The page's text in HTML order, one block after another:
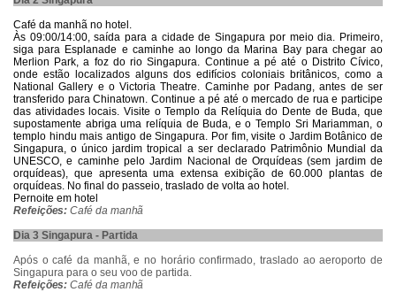
Café da manhã no hotel.
Às 09:00/14:00, saída para a cidade de Singapura por meio dia. Primeiro,
siga para Esplanade e caminhe ao longo da Marina Bay para chegar ao
Merlion Park, a foz do rio Singapura. Continue a pé até o Distrito Cívico,
onde estão localizados alguns dos edifícios coloniais britânicos, como a
National Gallery e o Victoria Theatre. Caminhe por Padang, antes de ser
transferido para Chinatown. Continue a pé até o mercado de rua e participe
das atividades locais. Visite o Templo da Relíquia do Dente de Buda, que
supostamente abriga uma relíquia de Buda, e o Templo Sri Mariamman, o
templo hindu mais antigo de Singapura. Por fim, visite o Jardim Botânico de
Singapura, o único jardim tropical a ser declarado Patrimônio Mundial da
UNESCO, e caminhe pelo Jardim Nacional de Orquídeas (sem jardim de
orquídeas), que apresenta uma extensa exibição de 60.000 plantas de
orquídeas. No final do passeio, traslado de volta ao hotel.
Pernoite em hotel
Refeições:Café da manhã
Dia 3 Singapura - Partida
Após o café da manhã, e no horário confirmado, traslado ao aeroporto de
Singapura para o seu voo de partida.
Refeições:Café da manhã